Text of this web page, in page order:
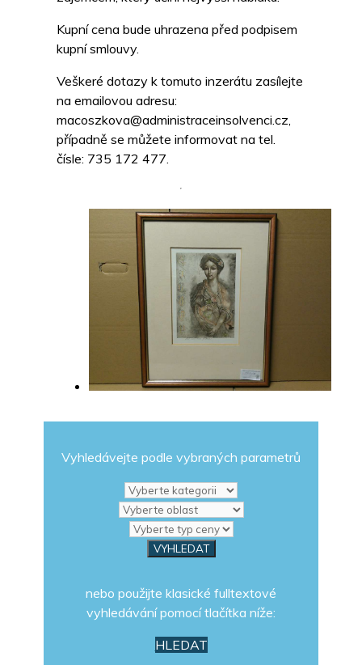
Kupní cena bude uhrazena před podpisem
kupní smlouvy.
Veškeré dotazy k tomuto inzerátu zasílejte
na emailovou adresu:
macoszkova@administraceinsolvenci.cz,
případně se můžete informovat na tel.
čísle: 735 172 477.
Vyhledávejte podle vybraných parametrů
nebo použijte klasické fulltextové
vyhledávání pomocí tlačítka níže:
HLEDAT